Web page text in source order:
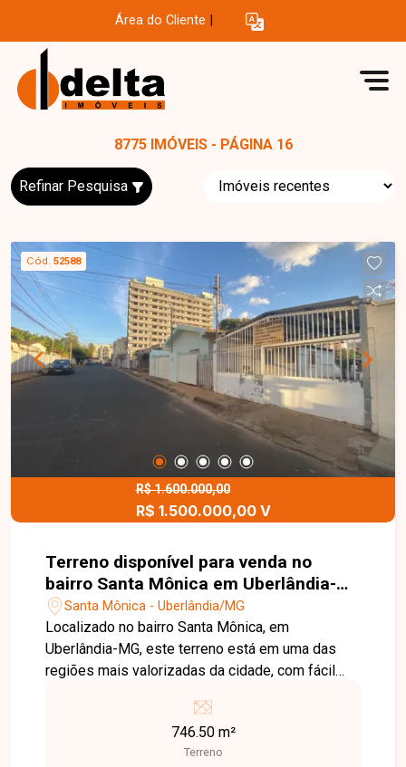
Área do Cliente
8775 IMÓVEIS - PÁGINA 16
Refinar Pesquisa
Cód. 52588
R$ 1.600.000,00
R$ 1.500.000,00 V
Terreno disponível para venda no
bairro Santa Mônica em Uberlândia-
MGSanta Mônica - Uberlândia/MG
Localizado no bairro Santa Mônica, em
Uberlândia-MG, este terreno está em uma das
regiões mais valorizadas da cidade, com fácil
universidades, supermercados, escolas,
farmácias, restaurantes e uma ampla variedade
de comércios e serviços, oferecendo excelente
746.50 m²
Terreno